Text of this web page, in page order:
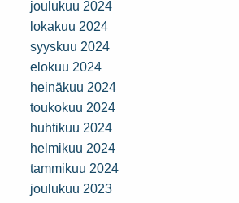
joulukuu 2024
lokakuu 2024
syyskuu 2024
elokuu 2024
heinäkuu 2024
toukokuu 2024
huhtikuu 2024
helmikuu 2024
tammikuu 2024
joulukuu 2023